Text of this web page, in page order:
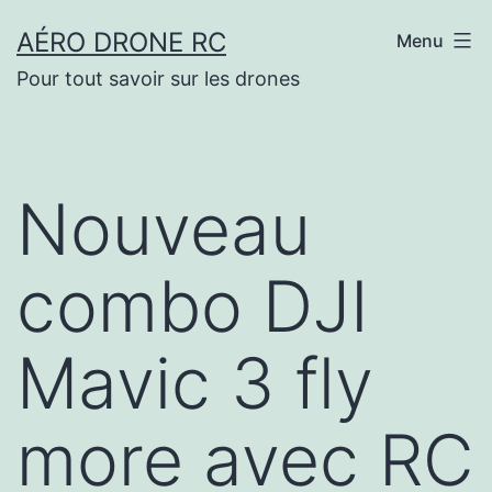
au
contenu
AÉRO DRONE RC
Pour tout savoir sur les drones
Menu
Nouveau
combo DJI
Mavic 3 fly
more avec RC